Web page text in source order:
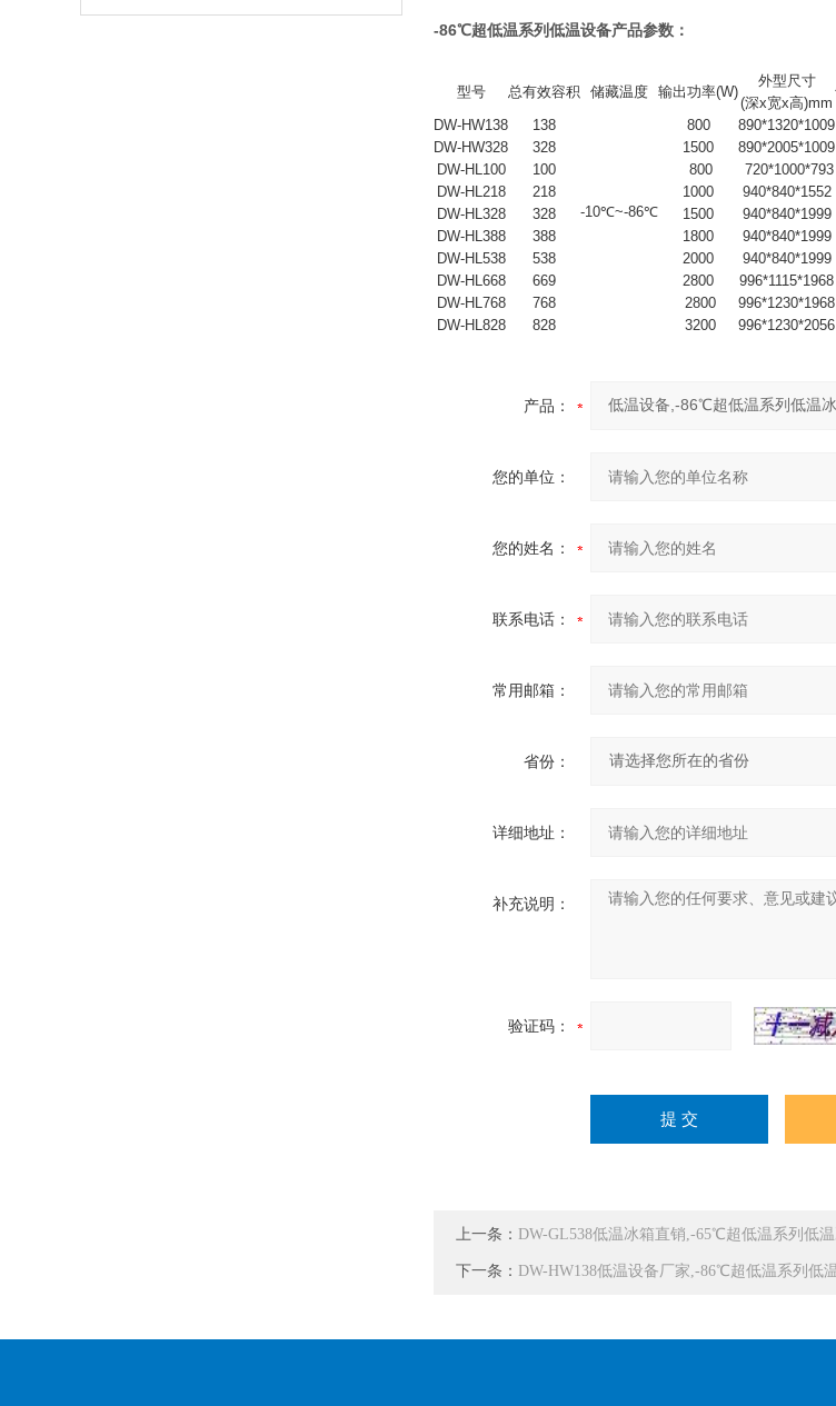
-86℃超低温系列低温设备产品参数：
型号 总有效容积 储藏温度 输出功率(W)
外型尺寸
(深x宽x高)mm
DW-HW138
138
-10℃~-86℃
800 890*1320*1009
DW-HW328
328 1500 890*2005*1009
DW-HL100
100 800 720*1000*793
DW-HL218
218 1000 940*840*1552
DW-HL328
328 1500 940*840*1999
DW-HL388
388 1800 940*840*1999
DW-HL538
538 2000 940*840*1999
DW-HL668
669 2800 996*1115*1968
DW-HL768
768 2800 996*1230*1968
DW-HL828
828 3200 996*1230*2056
产品：
您的单位：
您的姓名：
联系电话：
常用邮箱：
省份：
详细地址：
补充说明：
验证码：
上一条： DW-GL538低温冰箱直销,-65℃超低温系列低
下一条： DW-HW138低温设备厂家,-86℃超低温系列低